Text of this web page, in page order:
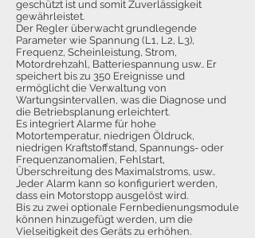
geschützt ist und somit Zuverlässigkeit
gewährleistet.
Der Regler überwacht grundlegende
Parameter wie Spannung (L1, L2, L3),
Frequenz, Scheinleistung, Strom,
Motordrehzahl, Batteriespannung usw.. Er
speichert bis zu 350 Ereignisse und
ermöglicht die Verwaltung von
Wartungsintervallen, was die Diagnose und
die Betriebsplanung erleichtert.
Es integriert Alarme für hohe
Motortemperatur, niedrigen Öldruck,
niedrigen Kraftstoffstand, Spannungs- oder
Frequenzanomalien, Fehlstart,
Überschreitung des Maximalstroms, usw..
Jeder Alarm kann so konfiguriert werden,
dass ein Motorstopp ausgelöst wird.
Bis zu zwei optionale Fernbedienungsmodule
können hinzugefügt werden, um die
Vielseitigkeit des Geräts zu erhöhen.